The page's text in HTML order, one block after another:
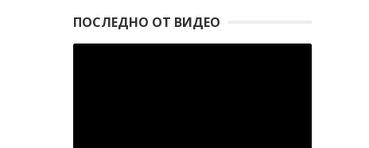
ПОСЛЕДНО ОТ ВИДЕО